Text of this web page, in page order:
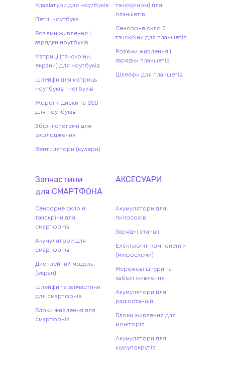
Клавіатури для ноутбуків
Петлі ноутбука
Роз'єми живлення і
зарядки ноутбуків
Матриці (тачскріни,
екрани) для ноутбуків
Шлейфи для матриць
ноутбуків і нетбуків
Жорсткі диски та SSD
для ноутбуків
Збірні системи для
охолодження
Вентилятори (кулери)
тачскріном) для
планшетів
Сенсорне скло й
тачскріни для планшетів
Роз'єми живлення і
зарядки планшетів
Шлейфи для планшетів
Запчастини
для СМАРТФОНА
Сенсорне скло й
тачскріни для
смартфонів
Акумулятори для
смартфонів
Дисплейний модуль
(екран)
Шлейфи та запчастини
для смартфонів
Блоки живлення для
смартфонів
АКСЕСУАРИ
Акумулятори для
пилососів
Зарядні станції
Електронні компоненти
(мікросхеми)
Мережеві шнури та
кабелі живлення
Акумулятори для
радіостанцій
Блоки живлення для
моніторів
Акумулятори для
шурупокрутів